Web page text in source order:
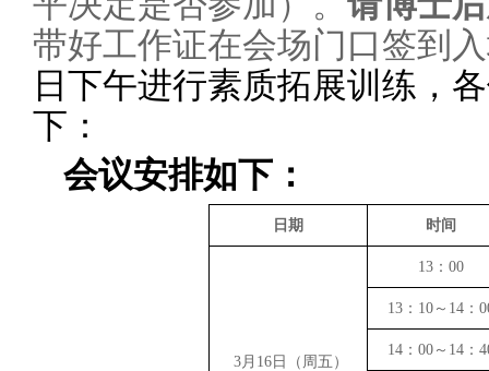
带好工作证在会场门口签到
日下午进行素质拓展训练，
下：
会议安排如下：
日期 时间
3月16日（周五）
13：00
13：10～14：
14：00～14：